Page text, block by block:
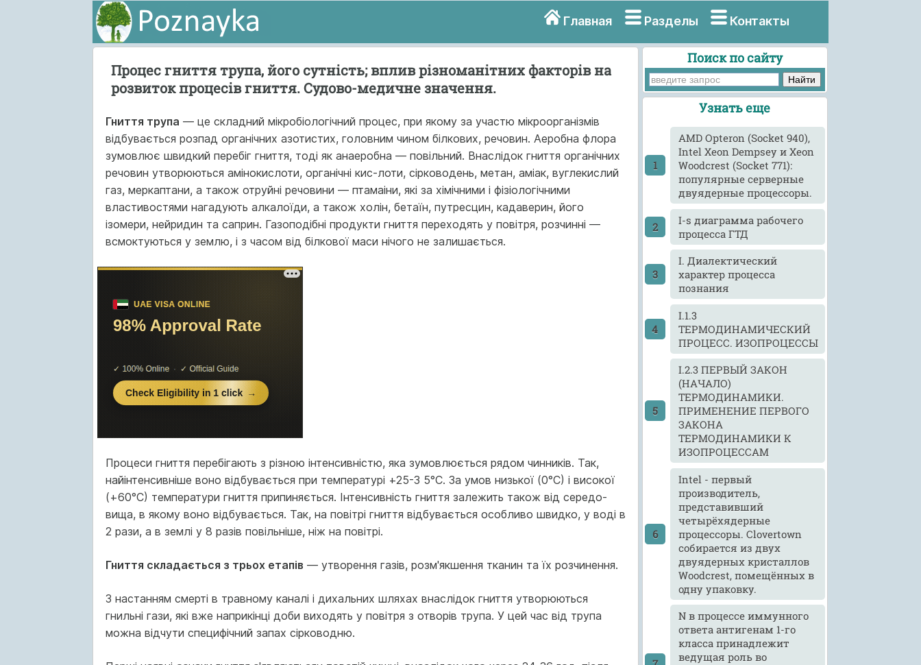
Главная Разделы Контакты
Процес гниття трупа, його сутність; вплив різноманітних факторів на
розвиток процесів гниття. Судово-медичне значення.
Гниття трупа — це складний мікробіологічний про­цес, при якому за участю мікроорганізмів
відбувається розпад органічних азотистих, головним чином білкових, речовин. Аеробна флора
зумовлює швидкий перебіг гнит­тя, тоді як анаеробна — повільний. Внаслідок гниття орга­нічних
речовин утворюються амінокислоти, органічні кис-лоти, сірководень, метан, аміак, вуглекислий
газ, меркап­тани, а також отруйні речовини — птамаіни, які за хімічни­ми і фізіологічними
властивостями нагадують алкалоїди, а також холін, бетаїн, путресцин, кадаверин, його
ізомери, нейридин та саприн. Газоподібні продукти гниття перехо­дять у повітря, розчинні —
всмоктуються у землю, і з часом від білкової маси нічого не залишається.
Процеси гниття перебігають з різною інтенсивністю, яка зумовлюється рядом чинників. Так,
найінтенсивніше воно відбувається при температурі +25-3 5°С. За умов низь­кої (0°С) і високої
(+60°С) температури гниття припи­няється. Інтенсивність гниття залежить також від середо­
вища, в якому воно відбувається. Так, на повітрі гниття відбувається особливо швидко, у воді в
2 рази, а в землі у 8 разів повільніше, ніж на повітрі.
Гниття складається з трьох етапів — утворення газів, розм'якшення тканин та їх розчинення.
З настанням смерті в травному каналі і дихальних шля­хах внаслідок гниття утворюються
гнильні гази, які вже наприкінці доби виходять у повітря з отворів трупа. У цей час від трупа
можна відчути специфічний запах сірковод­ню.
Поиск по сайту
Узнать еще
AMD Opteron (Socket 940),
Intel Xeon Dempsey и Xeon
Woodcrest (Socket 771):
популярные серверные
двуядерные процессоры.
I-s диаграмма рабочего
процесса ГТД
I. Диалектический
характер процесса
познания
I.1.3
ТЕРМОДИНАМИЧЕСКИЙ
ПРОЦЕСС. ИЗОПРОЦЕССЫ
I.2.3 ПЕРВЫЙ ЗАКОН
(НАЧАЛО)
ТЕРМОДИНАМИКИ.
ПРИМЕНЕНИЕ ПЕРВОГО
ЗАКОНА
ТЕРМОДИНАМИКИ К
ИЗОПРОЦЕССАМ
Intel - первый
производитель,
представивший
четырёхядерные
процессоры. Clovertown
собирается из двух
двуядерных кристаллов
Woodcrest, помещённых в
одну упаковку.
N в процессе иммунного
ответа антигенам 1-го
класса принадлежит
ведущая роль во